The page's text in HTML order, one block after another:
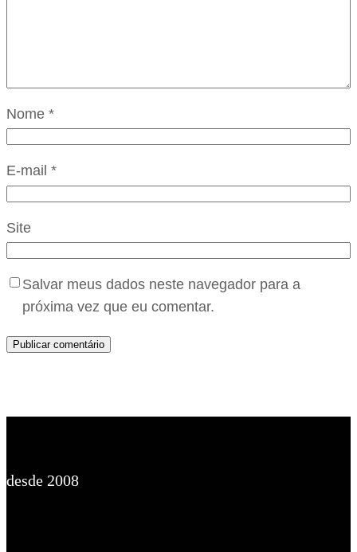
Nome *
E-mail *
Site
Salvar meus dados neste navegador para a
próxima vez que eu comentar.
desde 2008